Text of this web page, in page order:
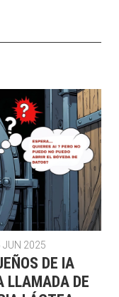
JUN 2025
DE IA
LLAMADA DE